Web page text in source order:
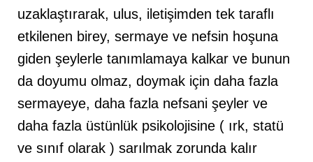
uzaklaştırarak, ulus, iletişimden tek taraflı
etkilenen birey, sermaye ve nefsin hoşuna
giden şeylerle tanımlamaya kalkar ve bunun
da doyumu olmaz, doymak için daha fazla
sermayeye, daha fazla nefsani şeyler ve
daha fazla üstünlük psikolojisine ( ırk, statü
ve sınıf olarak ) sarılmak zorunda kalır